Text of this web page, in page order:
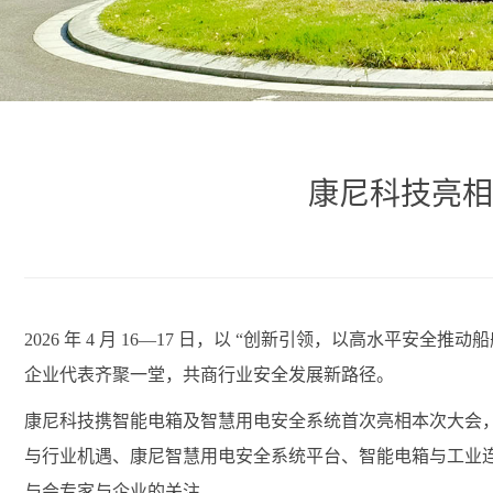
康尼科技亮
2026 年 4 月 16—17 日，以 “创新引领，以高水平安全推动
企业代表齐聚一堂，共商行业安全发展新路径。
康尼科技携智能电箱及智慧用电安全系统首次亮相本次大
与行业机遇、康尼智慧用电安全系统平台、智能电箱与工